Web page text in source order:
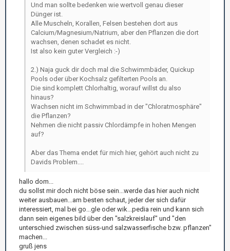
Und man sollte bedenken wie wertvoll genau dieser
Dünger ist.
Alle Muscheln, Korallen, Felsen bestehen dort aus
Calcium/Magnesium/Natrium, aber den Pflanzen die dort
wachsen, denen schadet es nicht.
Ist also kein guter Vergleich :-)
2.) Naja guck dir doch mal die Schwimmbäder, Quickup
Pools oder über Kochsalz gefilterten Pools an.
Die sind komplett Chlorhaltig, worauf willst du also
hinaus?
Wachsen nicht im Schwimmbad in der "Chloratmosphäre"
die Pflanzen?
Nehmen die nicht passiv Chlordämpfe in hohen Mengen
auf?
Aber das Thema endet für mich hier, gehört auch nicht zu
Davids Problem....
hallo dom...
du sollst mir doch nicht böse sein...werde das hier auch nicht
weiter ausbauen...am besten schaut, jeder der sich dafür
interessiert, mal bei go...gle oder wik...pedia rein und kann sich
dann sein eigenes bild über den "salzkreislauf" und "den
unterschied zwischen süss-und salzwasserfische bzw. pflanzen"
machen...
gruß jens